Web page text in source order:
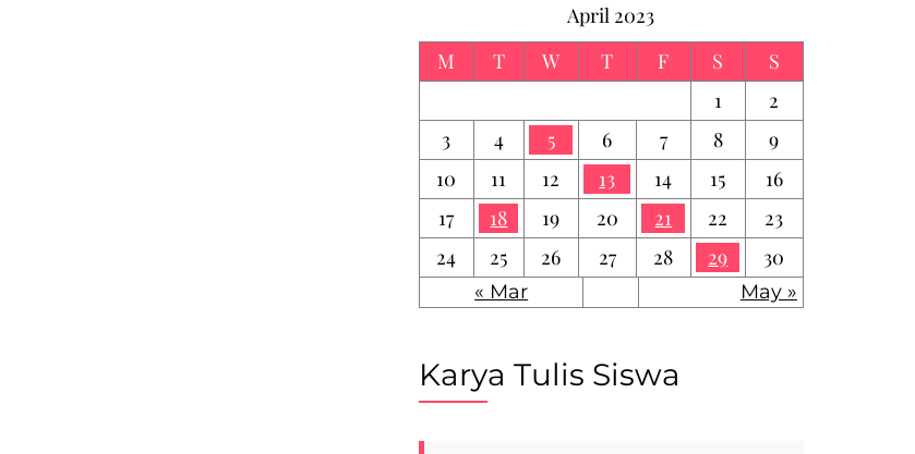
April 2023
M
T W T F S
S
1
2
3
4 5 6 7 8
9
10
11 12 13 14 15
16
17
18 19 20 21 22
23
24
25 26 27 28 29 30
« Mar May »
Karya Tulis Siswa